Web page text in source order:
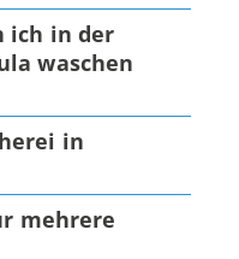
ich in der
waschen
in
mehrere